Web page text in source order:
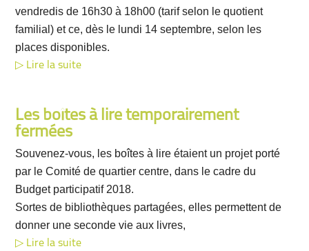
vendredis de 16h30 à 18h00 (tarif selon le quotient
familial) et ce, dès le lundi 14 septembre, selon les
places disponibles.
Lire la suite
Les boîtes à lire temporairement
fermées
Souvenez-vous, les boîtes à lire étaient un projet porté
par le Comité de quartier centre, dans le cadre du
Budget participatif 2018.
Sortes de bibliothèques partagées, elles permettent de
donner une seconde vie aux livres,
Lire la suite